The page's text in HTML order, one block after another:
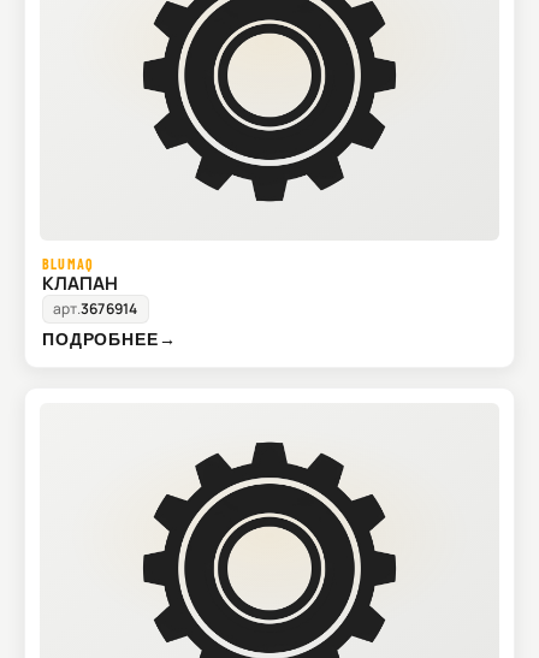
BLUMAQ
КЛАПАН
арт.3676914
ПОДРОБНЕЕ→